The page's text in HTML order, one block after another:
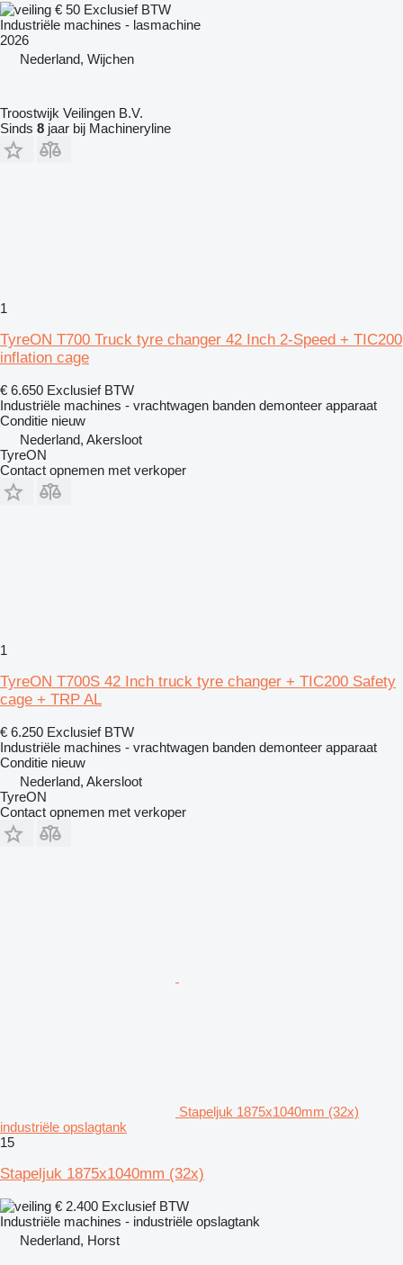
€ 50 Exclusief BTW
Industriële machines - lasmachine
2026
Nederland, Wijchen
Troostwijk Veilingen B.V.
Sinds 8 jaar bij Machineryline
1
TyreON T700 Truck tyre changer 42 Inch 2-Speed + TIC200
inflation cage
€ 6.650 Exclusief BTW
Industriële machines - vrachtwagen banden demonteer apparaat
Conditie nieuw
Nederland, Akersloot
TyreON
Contact opnemen met verkoper
1
TyreON T700S 42 Inch truck tyre changer + TIC200 Safety
cage + TRP AL
€ 6.250 Exclusief BTW
Industriële machines - vrachtwagen banden demonteer apparaat
Conditie nieuw
Nederland, Akersloot
TyreON
Contact opnemen met verkoper
Stapeljuk 1875x1040mm (32x)
industriële opslagtank
15
Stapeljuk 1875x1040mm (32x)
€ 2.400 Exclusief BTW
Industriële machines - industriële opslagtank
Nederland, Horst